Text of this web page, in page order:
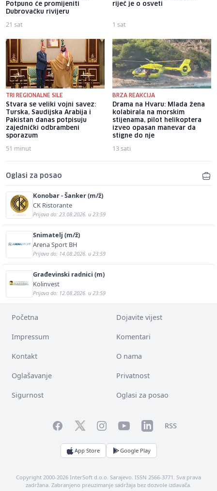
Potpuno će promijeniti
Dubrovačku rivijeru
21 sat
riječ je o osveti
1 sat
TRI REGIONALNE SILE
Stvara se veliki vojni savez:
Turska, Saudijska Arabija i
Pakistan danas potpisuju
zajednički odbrambeni
sporazum
51 minut
BRZA REAKCIJA
Drama na Hvaru: Mlada žena
kolabirala na morskim
stijenama, pilot helikoptera
izveo opasan manevar da
stigne do nje
13 sati
Oglasi za posao
Konobar - Šanker (m/ž)
CK Ristorante
Prijava do: 23.08.2026. u 23:59
Snimatelj (m/ž)
Arena Sport BH
Prijava do: 14.08.2026. u 23:59
Građevinski radnici (m)
Kolinvest
Prijava do: 12.08.2026. u 23:59
Početna Dojavite vijest
Impressum Komentari
Kontakt O nama
Oglašavanje Privatnost
Sigurnost Oglasi za posao
FacebookTwitterInstagramYouTubeLinkedInRSS
App Store Google Play
Copyright 2000-2026 InterSoft d.o.o. Sarajevo. ISSN 2566-3771. Sva prava
zadržana. Zabranjeno preuzimanje sadržaja bez dozvole izdavača.